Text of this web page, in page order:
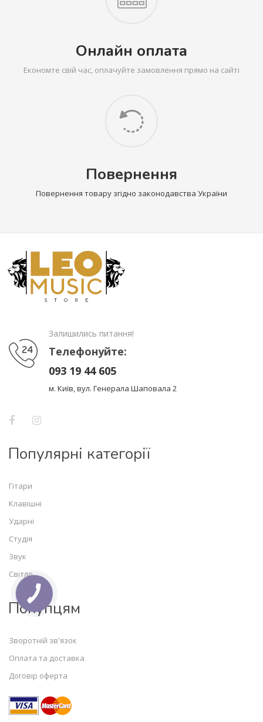
Онлайн оплата
Економте свій час, оплачуйте замовлення прямо на сайті
Повернення
Повернення товару згідно законодавства України
Залишились питання!
Телефонуйте:
093 19 44 605
м. Київ, вул. Генерала Шаповала 2
Популярні категорії
Гітари
Клавішні
Ударні
Студія
Звук
Світло
Покупцям
Зворотній зв'язок
Оплата та доставка
Договір оферта